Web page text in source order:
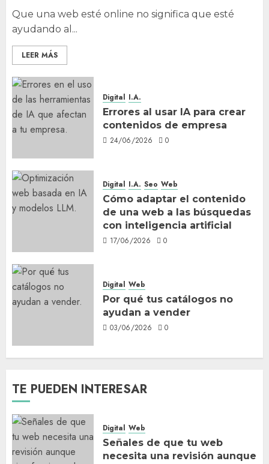
Que una web esté online no significa que esté
ayudando al...
LEER MÁS
Digital I.A.
Errores al usar IA para crear
contenidos de empresa
24/06/2026 0
Digital I.A. Seo Web
Cómo adaptar el contenido
de una web a las búsquedas
con inteligencia artificial
17/06/2026 0
Digital Web
Por qué tus catálogos no
ayudan a vender
03/06/2026 0
TE PUEDEN INTERESAR
Digital Web
Señales de que tu web
necesita una revisión aunque